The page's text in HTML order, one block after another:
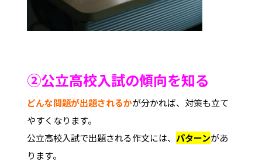
②公立高校入試の傾向を知る
どんな問題が出題されるかが分かれば、対策も立て
やすくなります。
公立高校入試で出題される作文には、 パターンがあ
ります。